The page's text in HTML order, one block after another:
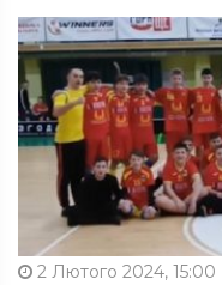
2 Лютого 2024, 15:00